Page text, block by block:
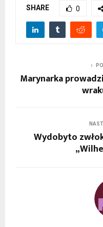
SHARE 0
Marynarka
Wydobyto